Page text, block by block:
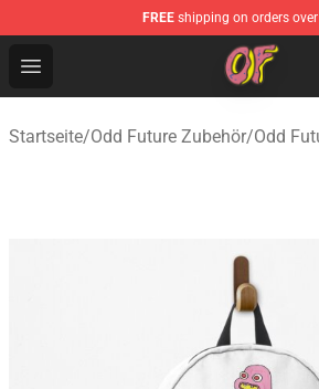
FREE shipping on orders
Open menu
Odd Future Shop - Official Odd
Startseite/Odd Future Zubehör/Odd